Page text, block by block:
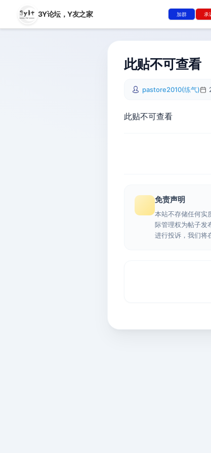
3Y论坛，Y友之家 加群 承
此贴不可查看
pastore2010(练气)
此贴不可查看
免责声明
本站不存储任何实
际管理权为帖子发
进行投诉，我们将